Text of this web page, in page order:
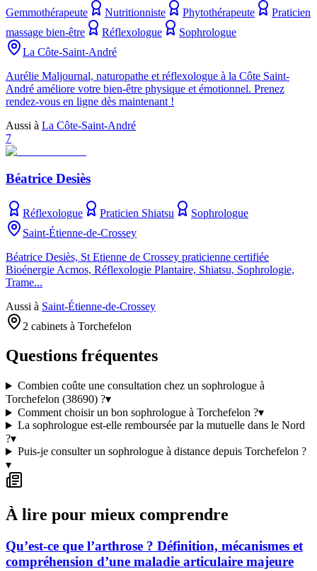
Gemmothérapeute
Nutritionniste Phytothérapeute
Praticien
massage bien-être
Réflexologue
Sophrologue
La Côte-Saint-André
Aurélie Maljournal, naturopathe et réflexologue à la Côte Saint-
André améliore votre bien-être physique et émotionnel. Prenez
rendez-vous en ligne dès maintenant !
Aussi à La Côte-Saint-André
7
Béatrice Desiès
Réflexologue Praticien Shiatsu
Sophrologue
Saint-Étienne-de-Crossey
Béatrice Desiès, St Etienne de Crossey praticienne certifiée
Bioénergie Acmos, Réflexologie Plantaire, Shiatsu, Sophrologie,
Trame...
Aussi à Saint-Étienne-de-Crossey
2 cabinets à Torchefelon
Questions fréquentes
Combien coûte une consultation chez un sophrologue à
Torchefelon (38690) ?▾
Comment choisir un bon sophrologue à Torchefelon ?▾
La sophrologue est-elle remboursée par la mutuelle dans le Nord
?▾
Puis-je consulter un sophrologue à distance depuis Torchefelon ?
▾
À lire pour mieux comprendre
Qu’est-ce que l’arthrose ? Définition, mécanismes et
compréhension d’une maladie articulaire majeure